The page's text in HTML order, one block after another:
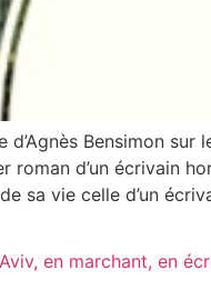
d’Agnès Bensimon
roman d’un écrivain
sa vie celle d’un
en marchant, en